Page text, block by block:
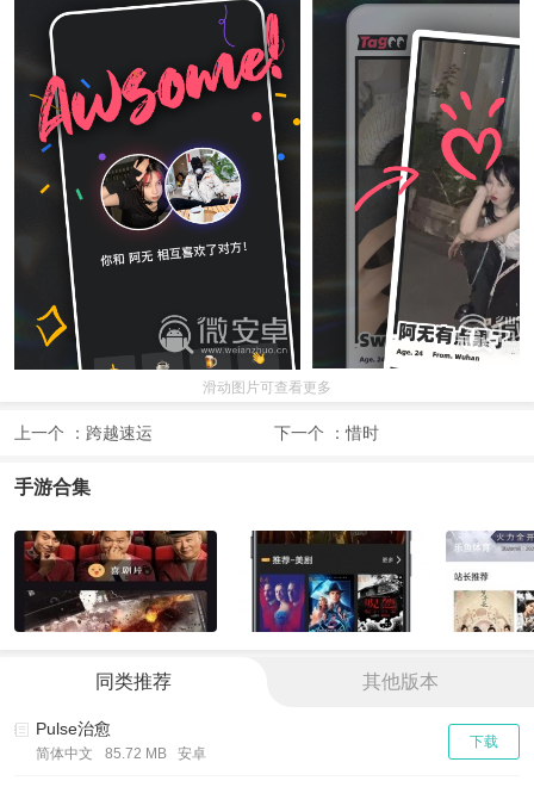
滑动图片可查看更多
上一个 ： 跨越速运 下一个 ：惜时
手游合集
同类推荐 其他版本
Pulse治愈
简体中文 85.72 MB 安卓
下载